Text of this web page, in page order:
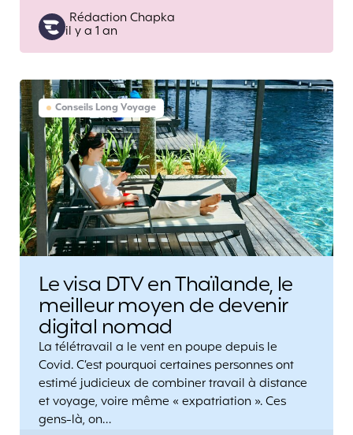
Posted
by
Rédaction Chapka
il y a 1 an
Conseils Long Voyage
Le visa DTV en Thaïlande, le
meilleur moyen de devenir
digital nomad
La télétravail a le vent en poupe depuis le
Covid. C’est pourquoi certaines personnes ont
estimé judicieux de combiner travail à distance
et voyage, voire même « expatriation ». Ces
gens-là, on…